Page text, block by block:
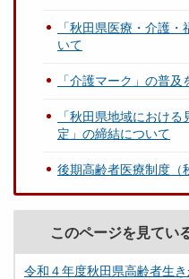
「秋田県医療・介護
いて
「介護マーク」の普及
「秋田県地域におけ
定」の締結について
後期高齢者医療制度（
このページを見てい
令和４年度秋田県高齢者生